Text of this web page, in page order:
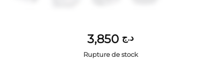
د.ج
Rupture de stock